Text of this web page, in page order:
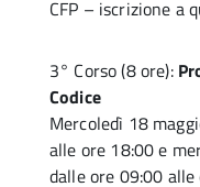
CFP – iscrizione a
3° Corso (8 ore):
Codice
Mercoledì 18
alle ore 18:00 e
dalle ore 09:00